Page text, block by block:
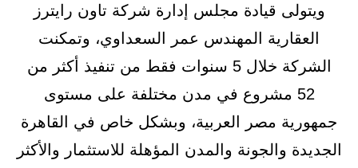
ويتولى قيادة مجلس إدارة شركة تاون رايترز
العقارية المهندس عمر السعداوي، وتمكنت
الشركة خلال 5 سنوات فقط من تنفيذ أكثر من
52 مشروع في مدن مختلفة على مستوى
جمهورية مصر العربية، وبشكل خاص في القاهرة
الجديدة والجونة والمدن المؤهلة للاستثمار والأكثر